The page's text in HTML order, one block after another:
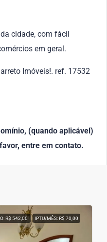
cidade, com fácil
em geral.
Imóveis!. ref. 17532
(quando aplicável)
entre em contato.
R$ 542,00 IPTU/MÊS: R$ 70,00